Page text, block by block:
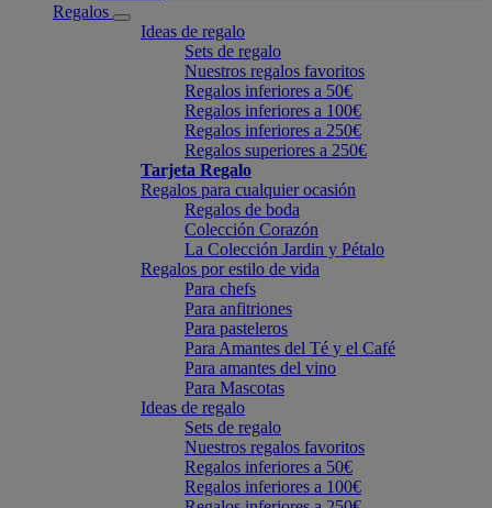
Regalos
Ideas de regalo
Sets de regalo
Nuestros regalos favoritos
Regalos inferiores a 50€
Regalos inferiores a 100€
Regalos inferiores a 250€
Regalos superiores a 250€
Tarjeta Regalo
Regalos para cualquier ocasión
Regalos de boda
Colección Corazón
La Colección Jardin y Pétalo
Regalos por estilo de vida
Para chefs
Para anfitriones
Para pasteleros
Para Amantes del Té y el Café
Para amantes del vino
Para Mascotas
Ideas de regalo
Sets de regalo
Nuestros regalos favoritos
Regalos inferiores a 50€
Regalos inferiores a 100€